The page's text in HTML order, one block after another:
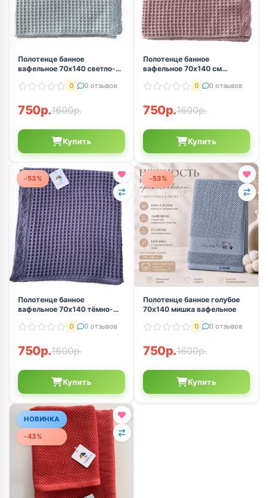
Полотенце банное
вафельное 70х140 светло-
мятный с ажурным
кружевом
0 0 отзывов
750р.1600р.
Купить
Полотенце банное
вафельное 70х140 см
пыльная роза с ажурным
кружевом
0 0 отзывов
750р.1600р.
Купить
-53%
Полотенце банное
вафельное 70х140 тёмно-
синий с ажурным кружевом
0 0 отзывов
750р.1600р.
Купить
-53%
Полотенце банное голубое
70х140 мишка вафельное
0 0 отзывов
750р.1600р.
Купить
НОВИНКА
-43%